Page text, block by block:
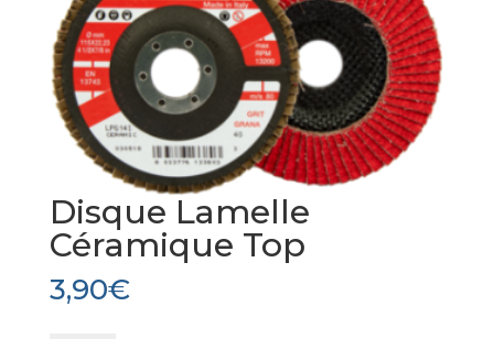
Disque Lamelle
Céramique Top
3,90€